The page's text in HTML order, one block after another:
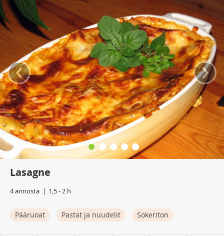
‹ ›
Lasagne
4 annosta 1,5 - 2 h
Pääruoat Pastat ja nuudelit Sokeriton